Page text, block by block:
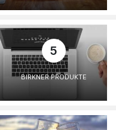
5
BIRKNER PRODUKTE